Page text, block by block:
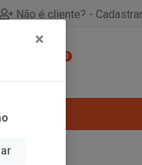
Não é cliente? - Cadastrar
0
×